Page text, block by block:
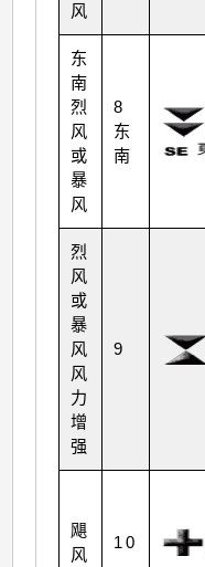
风
东
南
烈
风
或
暴
风
8
东
南
烈
风
或
暴
风
风
力
增
强
9
飓
风
10